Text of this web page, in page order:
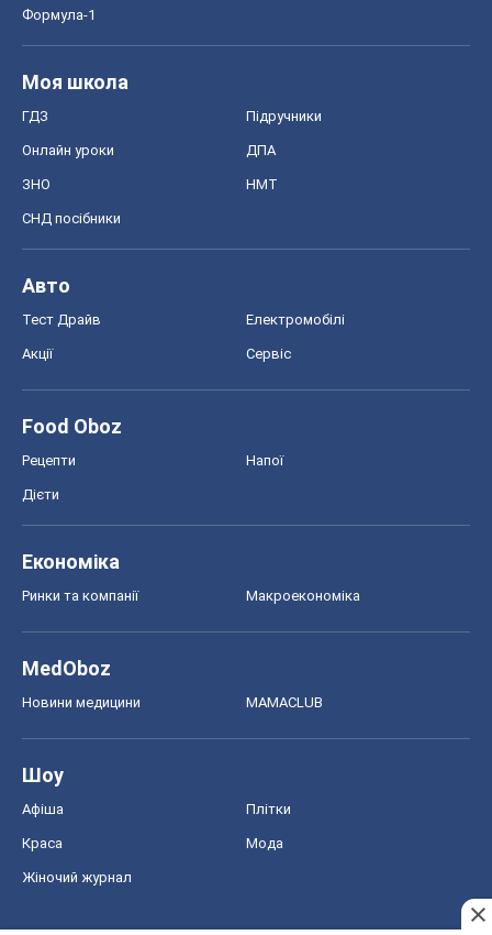
Формула-1
Моя школа
ГДЗ Підручники
Онлайн уроки ДПА
ЗНО НМТ
СНД посібники
Авто
Тест Драйв Електромобілі
Акції Сервіс
Food Oboz
Рецепти Напої
Дієти
Економіка
Ринки та компанії Макроекономіка
MedOboz
Новини медицини MAMACLUB
Шоу
Афіша Плітки
Краса Мода
Жіночий журнал